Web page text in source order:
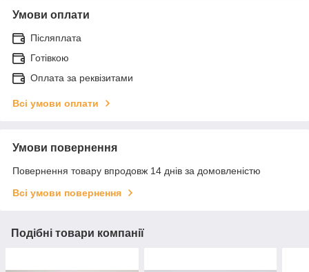
Умови оплати
Післяплата
Готівкою
Оплата за реквізитами
Всі умови оплати
Умови повернення
Повернення товару впродовж 14 днів за домовленістю
Всі умови повернення
Подібні товари компанії